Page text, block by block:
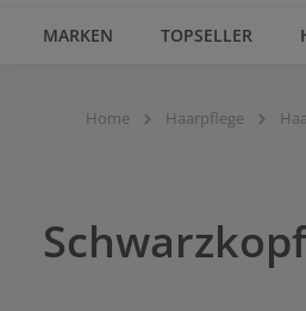
MARKEN TOPSELLER
Home Haarpflege